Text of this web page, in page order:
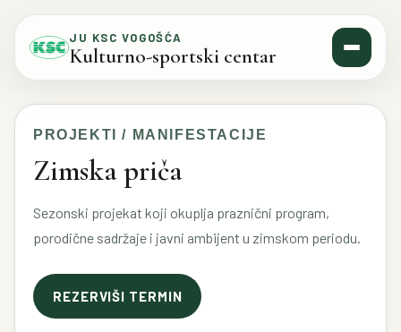
JU KSC VOGOŠĆA
Kulturno-sportski centar
PROJEKTI / MANIFESTACIJE
Zimska priča
Sezonski projekat koji okuplja praznični program,
porodične sadržaje i javni ambijent u zimskom periodu.
REZERVIŠI TERMIN